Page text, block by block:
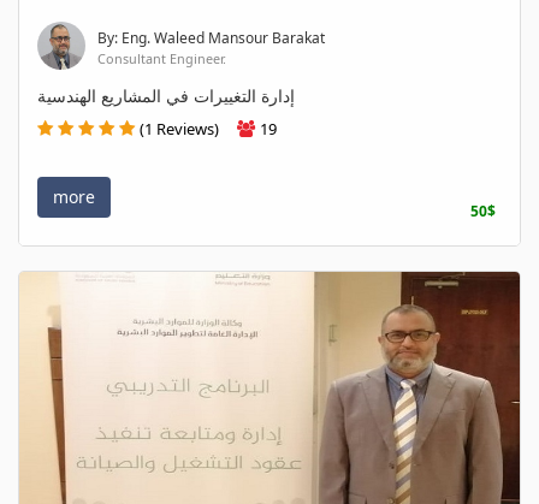
By: Eng. Waleed Mansour Barakat
Consultant Engineer.
إدارة التغييرات في المشاريع الهندسية
(1 Reviews) 19
more
50$